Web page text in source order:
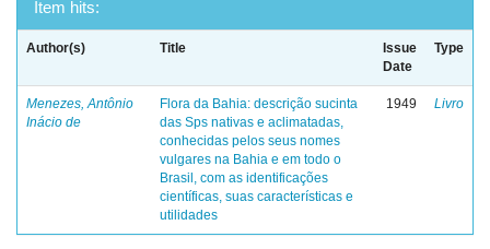
Item hits:
Author(s) Title
Issue
Date
Type
Menezes, Antônio
Inácio de
Flora da Bahia: descrição sucinta
das Sps nativas e aclimatadas,
conhecidas pelos seus nomes
vulgares na Bahia e em todo o
Brasil, com as identificações
científicas, suas características e
utilidades
1949 Livro